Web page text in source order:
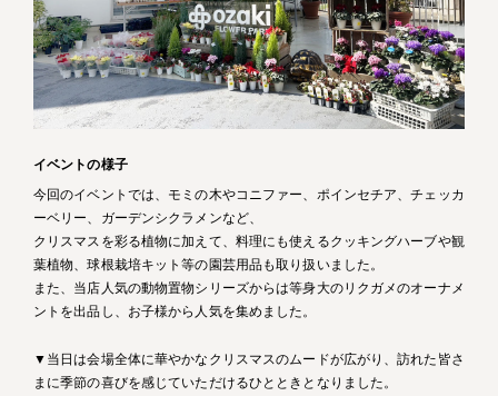
イベントの様子
今回のイベントでは、モミの木やコニファー、ポインセチア、チェッカ
ーベリー、ガーデンシクラメンなど、
クリスマスを彩る植物に加えて、料理にも使えるクッキングハーブや観
葉植物、球根栽培キット等の園芸用品も取り扱いました。
また、当店人気の動物置物シリーズからは等身大のリクガメのオーナメ
ントを出品し、お子様から人気を集めました。
▼当日は会場全体に華やかなクリスマスのムードが広がり、訪れた皆さ
まに季節の喜びを感じていただけるひとときとなりました。